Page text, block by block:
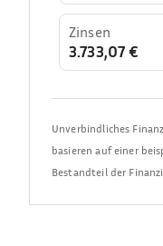
Zinsen
3.733,07 €
Unverbindliches
basieren auf einer
Bestandteil der